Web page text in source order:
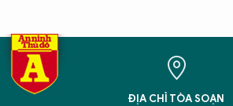
ĐỊA CHỈ TÒA SOẠN